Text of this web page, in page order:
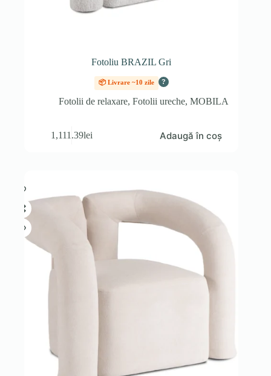
Fotoliu BRAZIL Gri
📦 Livrare ~10 zile ?
Fotolii de relaxare, Fotolii ureche, MOBILA
1,111.39lei Adaugă în coș